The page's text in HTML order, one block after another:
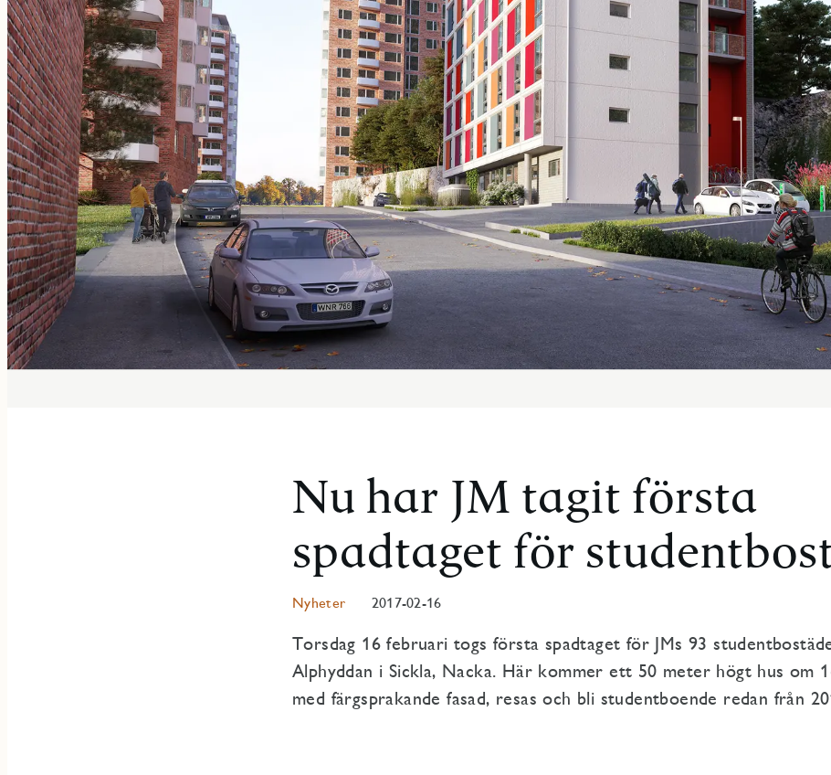
Nu har JM tagit första
spadtaget för
Nyheter 2017-02-16
Torsdag 16 februari togs första spadtaget för JMs 93
Alphyddan i Sickla, Nacka. Här kommer ett 50 meter högt hus om
med färgsprakande fasad, resas och bli studentboende redan från